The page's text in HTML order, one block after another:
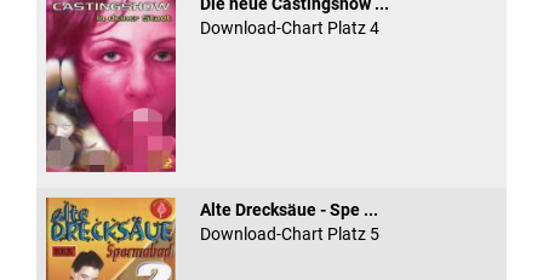
Download-Chart Platz 4
Alte Drecksäue - Spe ...
Download-Chart Platz 5